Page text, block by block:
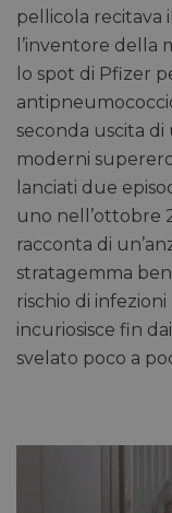
pellicola recitava
l’inventore della
lo spot di Pfizer
seconda uscita di
moderni
lanciati due
uno nell’ottobre
racconta di
stratagemma
rischio di
incuriosisce fin
svelato poco a